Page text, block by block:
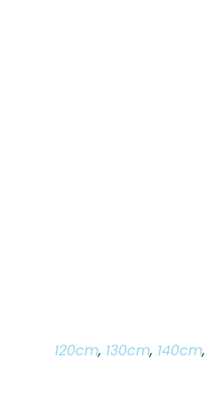
120cm, 130cm, 140cm,